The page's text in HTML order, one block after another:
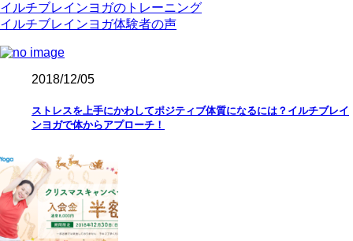
イルチブレインヨガのトレーニング
イルチブレインヨガ体験者の声
2018/12/05
ストレスを上手にかわしてポジティブ体質になるには？イルチブレイ
ンヨガで体からアプローチ！